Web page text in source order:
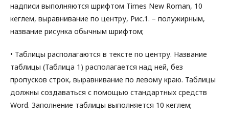
надписи выполняются шрифтом Times New Roman, 10
кеглем, выравнивание по центру, Рис.1. – полужирным,
название рисунка обычным шрифтом;
• Таблицы располагаются в тексте по центру. Название
таблицы (Таблица 1) располагается над ней, без
пропусков строк, выравнивание по левому краю. Таблицы
должны создаваться с помощью стандартных средств
Word. Заполнение таблицы выполняется 10 кеглем;